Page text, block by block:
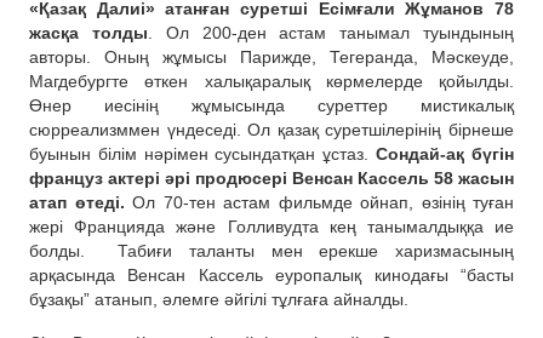
«Қазақ Далиі» атанған суретші Есімғали Жұманов 78
жасқа толды . Ол 200-ден астам танымал туындының
авторы. Оның жұмысы Парижде, Тегеранда, Мәскеуде,
Магдебургте өткен халықаралық көрмелерде қойылды.
Өнер иесінің жұмысында суреттер мистикалық
сюрреализммен үндеседі. Ол қазақ суретшілерінің бірнеше
буынын білім нәрімен сусындатқан ұстаз.Сондай-ақ бүгін
француз актері әрі продюсері Венсан Кассель 58 жасын
атап өтеді. Ол 70-тен астам фильмде ойнап, өзінің туған
жері Францияда және Голливудта кең танымалдыққа ие
болды.
Табиғи таланты мен ерекше харизмасының
арқасында Венсан Кассель еуропалық кинодағы “басты
бұзақы” атанып, әлемге әйгілі тұлғаға айналды.